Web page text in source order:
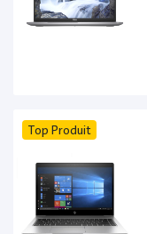
Top Produit